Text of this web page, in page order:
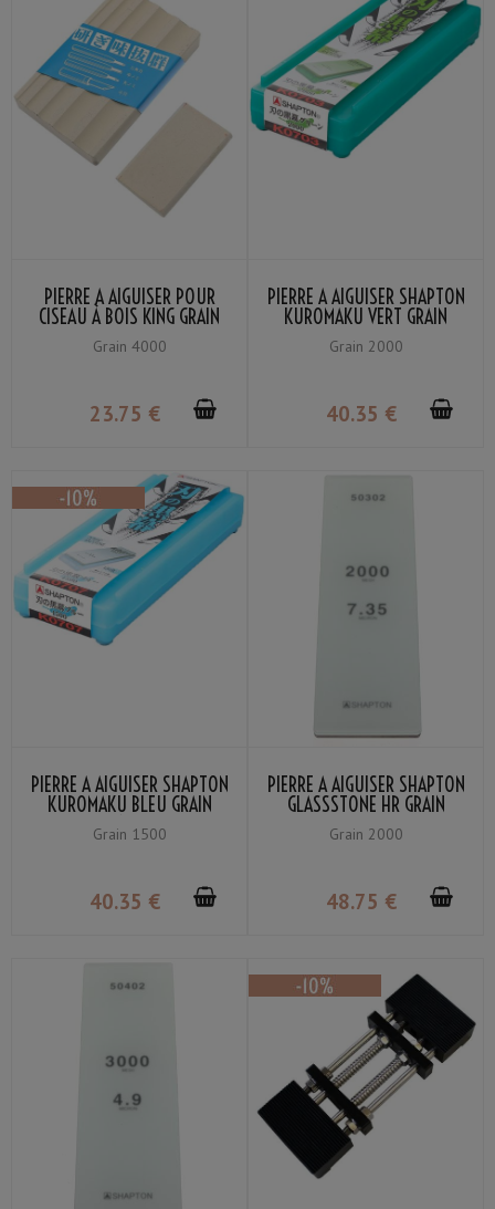
PIERRE À AIGUISER POUR
CISEAU À BOIS KING GRAIN
#4000
Grain 4000
23.75 €
PIERRE À AIGUISER SHAPTON
KUROMAKU VERT GRAIN
#2000
Grain 2000
40.35 €
PIERRE À AIGUISER SHAPTON
KUROMAKU BLEU GRAIN
#1500
Grain 1500
40.35 €
PIERRE À AIGUISER SHAPTON
GLASSSTONE HR GRAIN
#2000
Grain 2000
48.75 €